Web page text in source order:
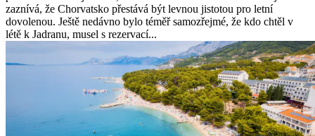
zaznívá, že Chorvatsko přestává být levnou jistotou pro letní
dovolenou. Ještě nedávno bylo téměř samozřejmé, že kdo chtěl v
létě k Jadranu, musel s rezervací...